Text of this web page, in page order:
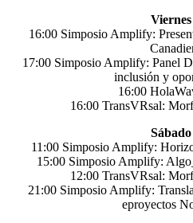
Viernes
16:00 Simposio Amplify:
17:00 Simposio Amplify: Panel
inclusión y
16:00
16:00 TransVRsal:
11:00 Simposio Amplify:
15:00 Simposio Amplify:
12:00 TransVRsal:
21:00 Simposio Amplify:
eproyectos